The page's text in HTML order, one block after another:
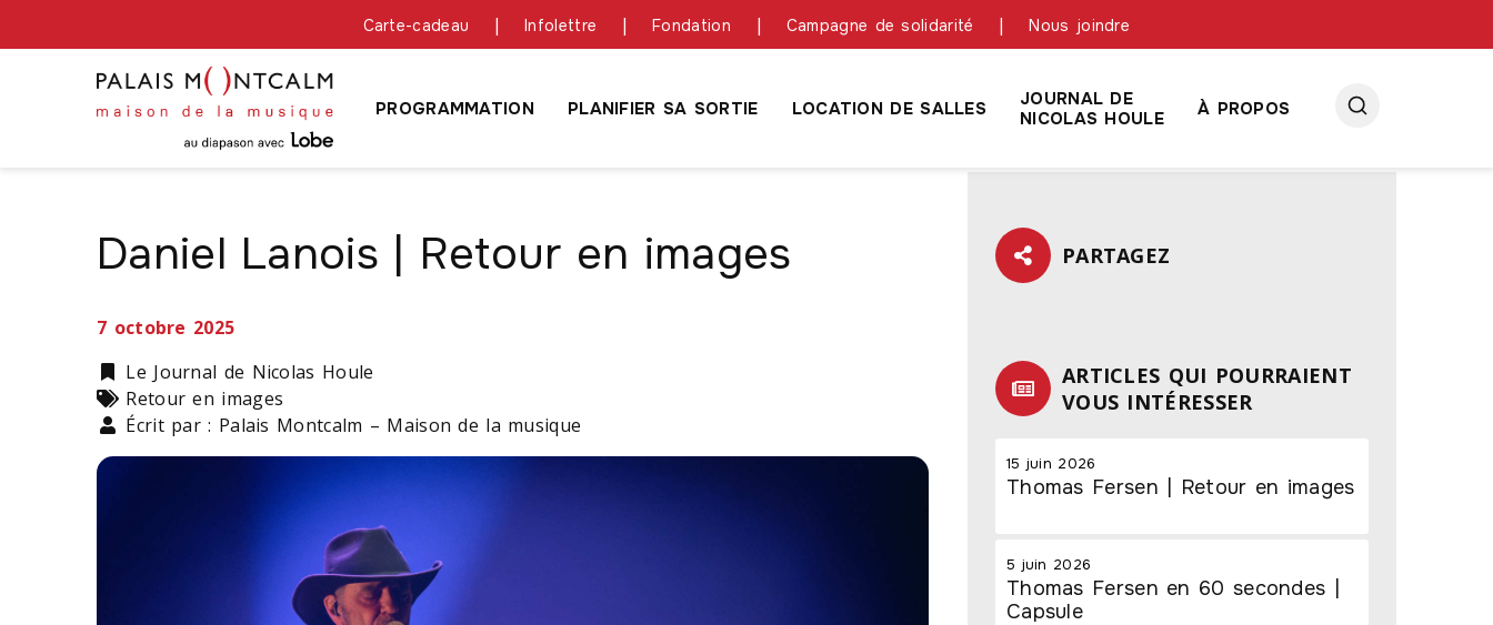
Carte-cadeau Infolettre Fondation Campagne de solidarité Nous joindre
PROGRAMMATION PLANIFIER SA SORTIE LOCATION DE SALLES
JOURNAL DE
NICOLAS HOULE
À PROPOS
Daniel Lanois | Retour en images
7 octobre 2025
Catégorie
Le Journal de Nicolas Houle
Types
Retour en images
Écrit par : Palais Montcalm – Maison de la musique
PARTAGEZ
ARTICLES QUI POURRAIENT
VOUS INTÉRESSER
15 juin 2026
Thomas Fersen | Retour en images
5 juin 2026
Thomas Fersen en 60 secondes |
Capsule